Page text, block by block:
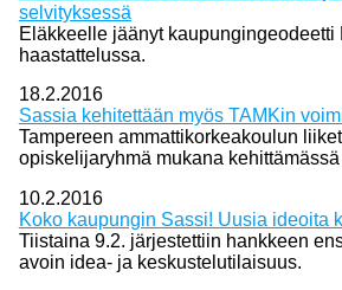
selvityksessä
Eläkkeelle jäänyt kaupungingeodeetti
haastattelussa.
18.2.2016
Sassia kehitettään myös TAMKin
Tampereen ammattikorkeakoulun
opiskelijaryhmä mukana
10.2.2016
Koko kaupungin Sassi! Uusia ideoita
Tiistaina 9.2. järjestettiin hankkeen
avoin idea- ja keskustelutilaisuus.